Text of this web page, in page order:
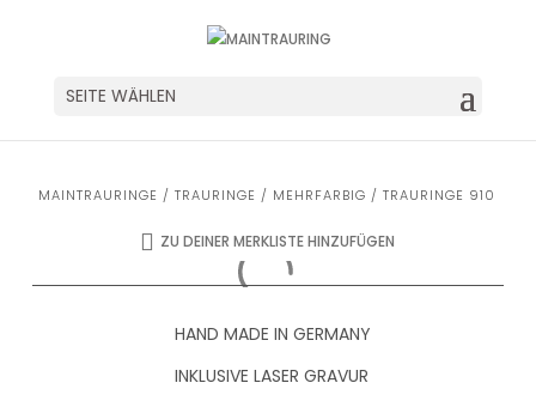
SEITE WÄHLEN
MAINTRAURINGE / TRAURINGE / MEHRFARBIG / TRAURINGE 910
ZU DEINER MERKLISTE HINZUFÜGEN
HAND MADE IN GERMANY
INKLUSIVE LASER GRAVUR